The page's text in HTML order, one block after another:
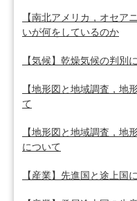
【南北アメリカ，オセア
いが何をしているのか
【気候】乾燥気候の判別
【地形図と地域調査，地
て
【地形図と地域調査，地
について
【産業】先進国と途上国